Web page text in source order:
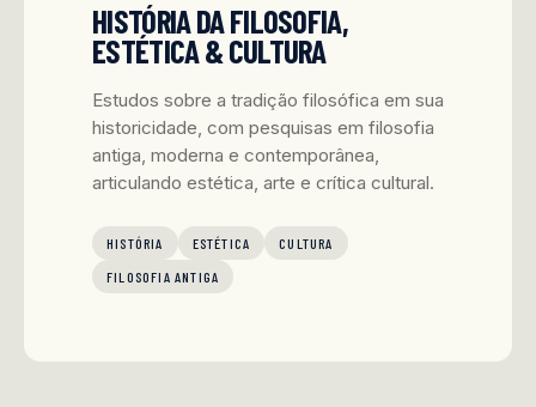
HISTÓRIA DA FILOSOFIA,
ESTÉTICA & CULTURA
Estudos sobre a tradição filosófica em sua
historicidade, com pesquisas em filosofia
antiga, moderna e contemporânea,
articulando estética, arte e crítica cultural.
HISTÓRIA ESTÉTICA
CULTURA
FILOSOFIA ANTIGA